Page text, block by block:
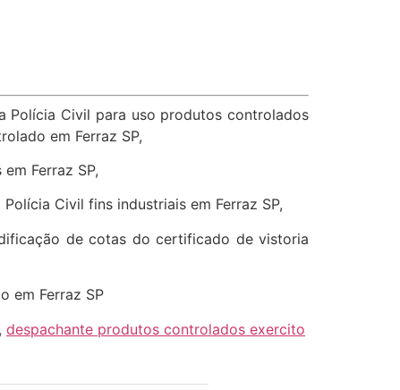
Polícia Civil para uso produtos controlados
em Ferraz SP,
Ferraz SP,
Civil fins industriais em Ferraz SP,
de cotas do certificado de vistoria
em Ferraz SP
, despachante produtos controlados exercito